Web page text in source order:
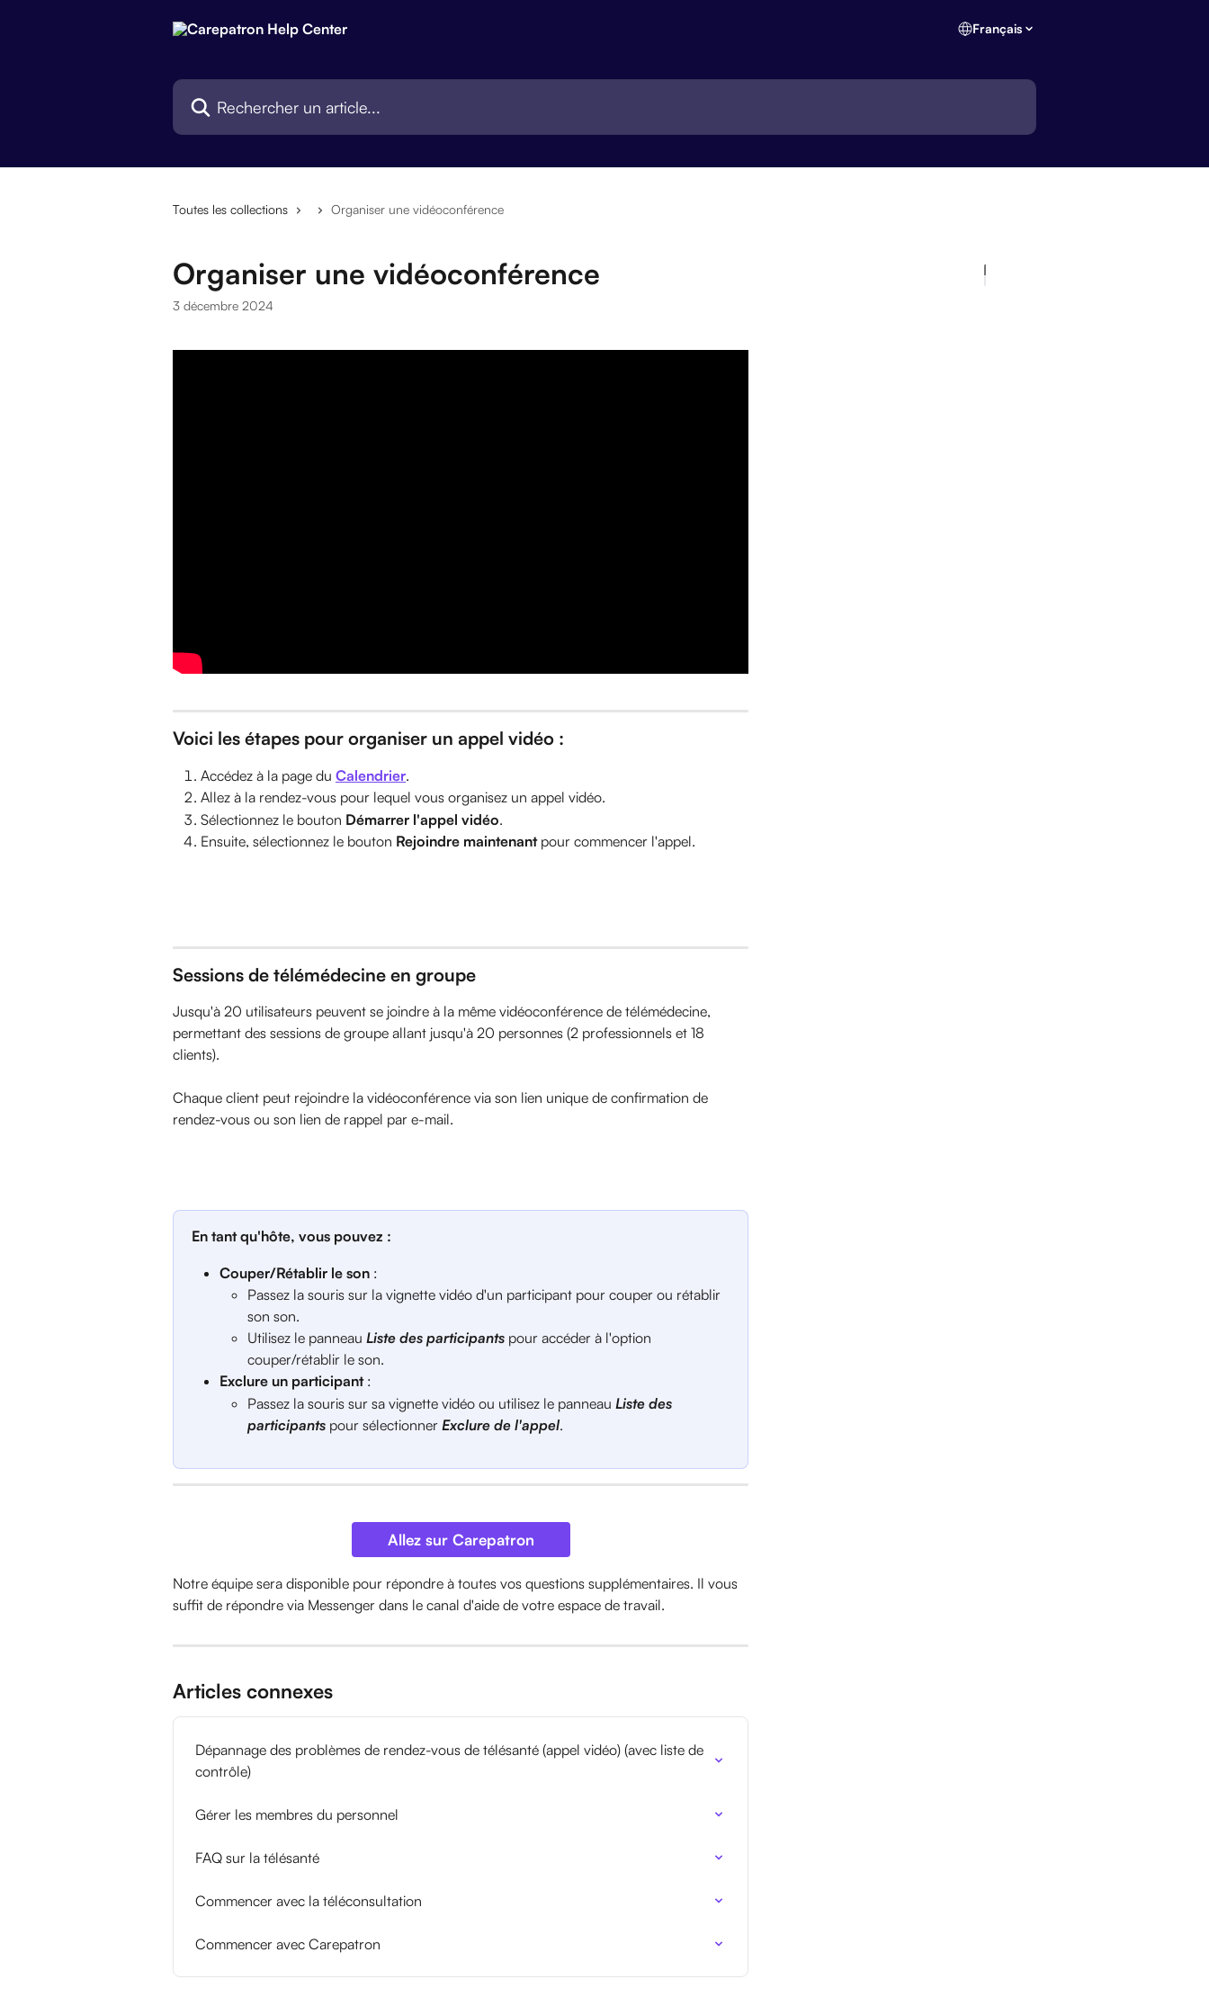
Français
Rechercher un article...
Toutes les collections Organiser une vidéoconférence
Organiser une vidéoconférence
3 décembre 2024
Voici les étapes pour organiser un appel vidéo :
Accédez à la page du Calendrier.
Allez à la rendez-vous pour lequel vous organisez un appel vidéo.
Sélectionnez le bouton Démarrer l'appel vidéo.
Ensuite, sélectionnez le bouton Rejoindre maintenant pour commencer l'appel.
Sessions de télémédecine en groupe
Jusqu'à 20 utilisateurs peuvent se joindre à la même vidéoconférence de télémédecine,
permettant des sessions de groupe allant jusqu'à 20 personnes (2 professionnels et 18
clients).
Chaque client peut rejoindre la vidéoconférence via son lien unique de confirmation de
rendez-vous ou son lien de rappel par e-mail.
En tant qu'hôte, vous pouvez :
Couper/Rétablir le son :
Passez la souris sur la vignette vidéo d'un participant pour couper ou rétablir
son son.
Utilisez le panneau Liste des participants pour accéder à l'option
couper/rétablir le son.
Exclure un participant :
Passez la souris sur sa vignette vidéo ou utilisez le panneau Liste des
participants pour sélectionner Exclure de l'appel.
Allez sur Carepatron
Notre équipe sera disponible pour répondre à toutes vos questions supplémentaires. Il vous
suffit de répondre via Messenger dans le canal d'aide de votre espace de travail.
Articles connexes
Dépannage des problèmes de rendez-vous de télésanté (appel vidéo) (avec liste de
contrôle)
Gérer les membres du personnel
FAQ sur la télésanté
Commencer avec la téléconsultation
Commencer avec Carepatron